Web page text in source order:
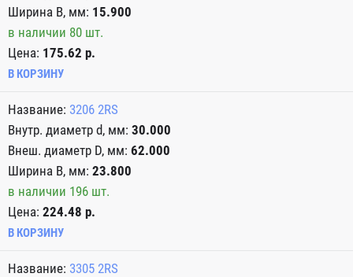
15.900
в наличии 80 шт.
Цена: 175.62 р.
В КОРЗИНУ
3206 2RS
30.000
62.000
23.800
в наличии 196 шт.
Цена: 224.48 р.
В КОРЗИНУ
3305 2RS